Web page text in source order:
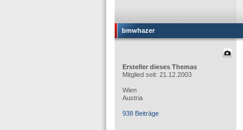
bmwhazer
Ersteller dieses Themas
Mitglied seit: 21.12.2003
Wien
Austria
938 Beiträge